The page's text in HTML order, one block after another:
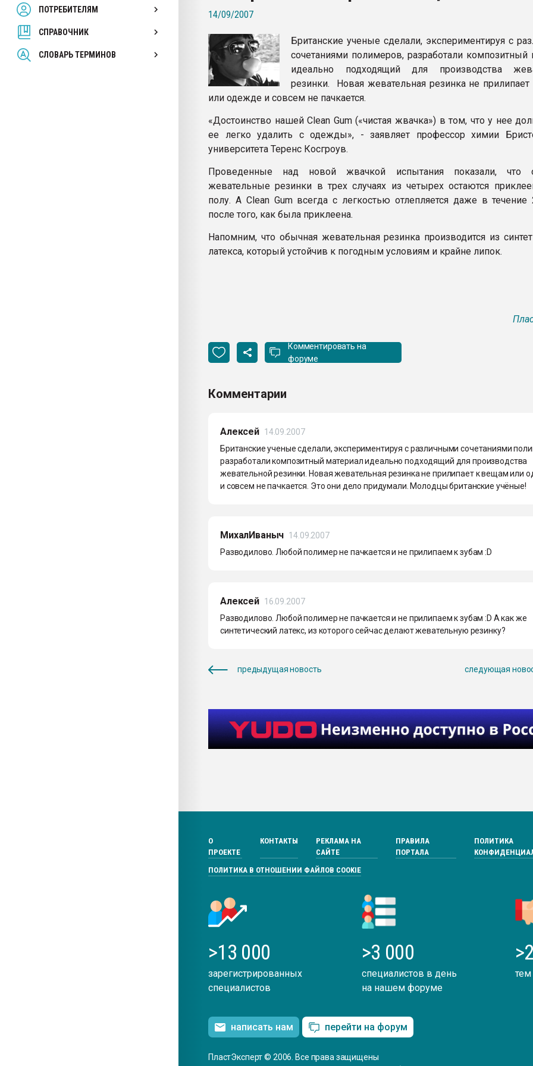
ПОТРЕБИТЕЛЯМ
СПРАВОЧНИК
СЛОВАРЬ ТЕРМИНОВ
Armaloy PC/ABS-1IM черный цвет
ПЕРЕЙТИ НА ФОРУМ
14/09/2007
Британские ученые сделали, экспериментируя с
сочетаниями полимеров, разработали композитный
идеально подходящий для производства
резинки. Новая жевательная резинка не
или одежде и совсем не пачкается.
«Достоинство нашей Clean Gum («чистая жвачка») в том, что у нее
ее легко удалить с одежды», - заявляет профессор химии
университета Теренс Косгроув.
Проведенные над новой жвачкой испытания показали, что
жевательные резинки в трех случаях из четырех остаются
полу. А Clean Gum всегда с легкостью отлепляется даже в течение
после того, как была приклеена.
Напомним, что обычная жевательная резинка производится из
латекса, который устойчив к погодным условиям и крайне липок.
Комментировать на
форуме
Комментарии
Алексей 14.09.2007
Британские ученые сделали, экспериментируя с различными сочетаниями
разработали композитный материал идеально подходящий для производства
жевательной резинки. Новая жевательная резинка не прилипает к вещам или
и совсем не пачкается. Это они дело придумали. Молодцы британские учёные!
МихалИваныч 14.09.2007
Разводилово. Любой полимер не пачкается и не прилипаем к зубам :D
Алексей 16.09.2007
Разводилово. Любой полимер не пачкается и не прилипаем к зубам :D А как же
синтетический латекс, из которого сейчас делают жевательную резинку?
предыдущая новость следующая
О
ПРОЕКТЕ
КОНТАКТЫ
РЕКЛАМА НА
САЙТЕ
ПРАВИЛА
ПОРТАЛА
ПОЛИТИКА
ПОЛИТИКА В ОТНОШЕНИИ ФАЙЛОВ COOKIE
>13 000
зарегистрированных
специалистов
>3 000
специалистов в день
на нашем форуме
тем
написать нам перейти на форум
ПластЭксперт © 2006. Все права защищены